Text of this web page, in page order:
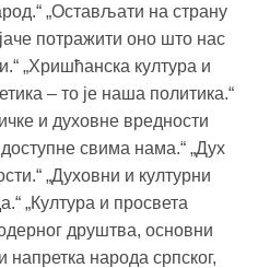
„Остављати на страну
потражити оно што нас
„Хришћанска култура и
– то је наша политика.“
и духовне вредности
свима нама.“ „Дух
„Духовни и културни
„Култура и просвета
друштва, основни
напретка народа српског,